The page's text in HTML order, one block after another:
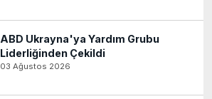
ABD Ukrayna'ya Yardım Grubu
Liderliğinden Çekildi
03 Ağustos 2026